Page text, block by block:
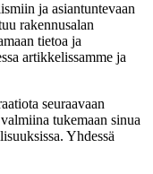
ja asiantuntevaan
rakennusalan
tietoa ja
artikkelissamme ja
seuraavaan
tukemaan sinua
Yhdessä